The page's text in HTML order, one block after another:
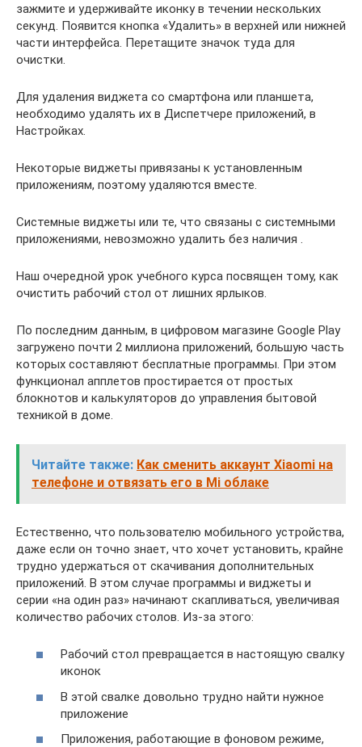
зажмите и удерживайте иконку в течении нескольких
секунд. Появится кнопка «Удалить» в верхней или нижней
части интерфейса. Перетащите значок туда для
очистки.
Для удаления виджета со смартфона или планшета,
необходимо удалять их в Диспетчере приложений, в
Настройках.
Некоторые виджеты привязаны к установленным
приложениям, поэтому удаляются вместе.
Системные виджеты или те, что связаны с системными
приложениями, невозможно удалить без наличия .
Наш очередной урок учебного курса посвящен тому, как
очистить рабочий стол от лишних ярлыков.
По последним данным, в цифровом магазине Google Play
загружено почти 2 миллиона приложений, большую часть
которых составляют бесплатные программы. При этом
функционал апплетов простирается от простых
блокнотов и калькуляторов до управления бытовой
техникой в доме.
Читайте также: Как сменить аккаунт Xiaomi на
телефоне и отвязать его в Mi облаке
Естественно, что пользователю мобильного устройства,
даже если он точно знает, что хочет установить, крайне
трудно удержаться от скачивания дополнительных
приложений. В этом случае программы и виджеты и
серии «на один раз» начинают скапливаться, увеличивая
количество рабочих столов. Из-за этого:
Рабочий стол превращается в настоящую свалку
иконок
В этой свалке довольно трудно найти нужное
приложение
Приложения, работающие в фоновом режиме,